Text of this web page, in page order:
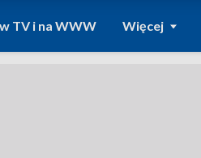
TV i na WWW Więcej